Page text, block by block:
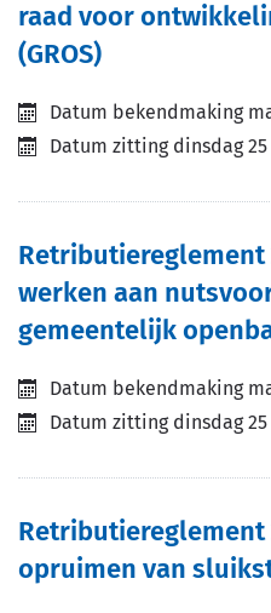
raad voor
(GROS)
Datum bekendmaking
Datum zittingdinsdag 25
Retributiereglement
werken aan
gemeentelijk
Datum bekendmaking
Datum zittingdinsdag 25
Retributiereglement
opruimen van